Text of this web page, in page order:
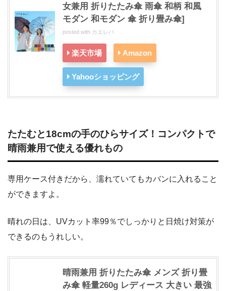
女兼用 折りたたみ傘 雨傘 和柄 和風
モダン 和モダン 傘 折り畳み傘]
posted with カエレバ
楽天市場 Amazon
Yahooショッピング
たたむと18cmの手のひらサイズ！コンパクトで
晴雨兼用で使える優れもの
専用ケース付きだから、濡れていてもカバンに入れること
ができますよ。
晴れの日は、UVカット率99％でしっかりと日焼け対策が
できるのもうれしい。
晴雨兼用 折りたたみ傘 メンズ 折り畳
み傘 軽量260g レディース 大きい 最強